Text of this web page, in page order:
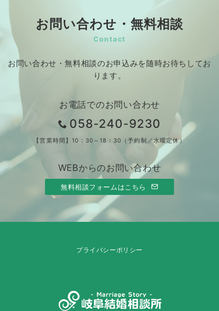
お問い合わせ・無料相談
Contact
お問い合わせ・無料相談のお申込みを随時お待ちしてお
ります。
お電話でのお問い合わせ
058-240-9230
【営業時間】10：30～18：30（予約制／水曜定休）
WEBからのお問い合わせ
無料相談フォームはこちら
プライバシーポリシー